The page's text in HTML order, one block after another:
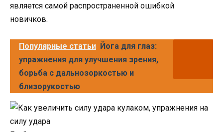
является самой распространенной ошибкой
новичков.
Популярные статьи Йога для глаз:
упражнения для улучшения зрения,
борьба с дальнозоркостью и
близорукостью